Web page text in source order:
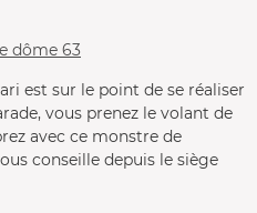
dôme 63
est sur le point de se réaliser
vous prenez le volant de
avec ce monstre de
conseille depuis le siège